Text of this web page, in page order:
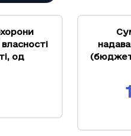
, од
(бюджет